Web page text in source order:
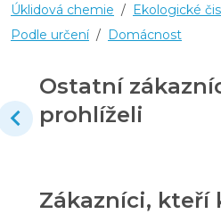
Úklidová chemie / Ekologické
Podle určení / Domácnost
Ostatní
prohlíželi
Zákazníci,